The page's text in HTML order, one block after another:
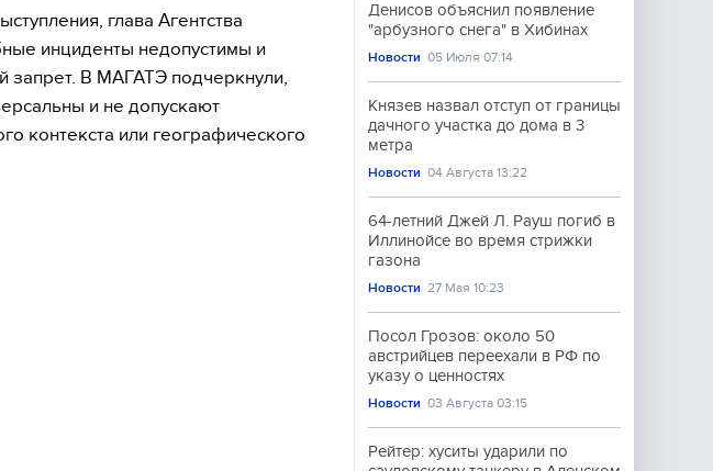
глава Агентства
инциденты недопустимы и
запрет. В МАГАТЭ подчеркнули,
и не допускают
контекста или географического
Денисов объяснил появление
"арбузного снега" в Хибинах
Новости 05 Июля 07:14
Князев назвал отступ от границы
дачного участка до дома в 3
метра
Новости 04 Августа 13:22
64-летний Джей Л. Рауш погиб в
Иллинойсе во время стрижки
газона
Новости 27 Мая 10:23
Посол Грозов: около 50
австрийцев переехали в РФ по
указу о ценностях
Новости 03 Августа 03:15
Рейтер: хуситы ударили по